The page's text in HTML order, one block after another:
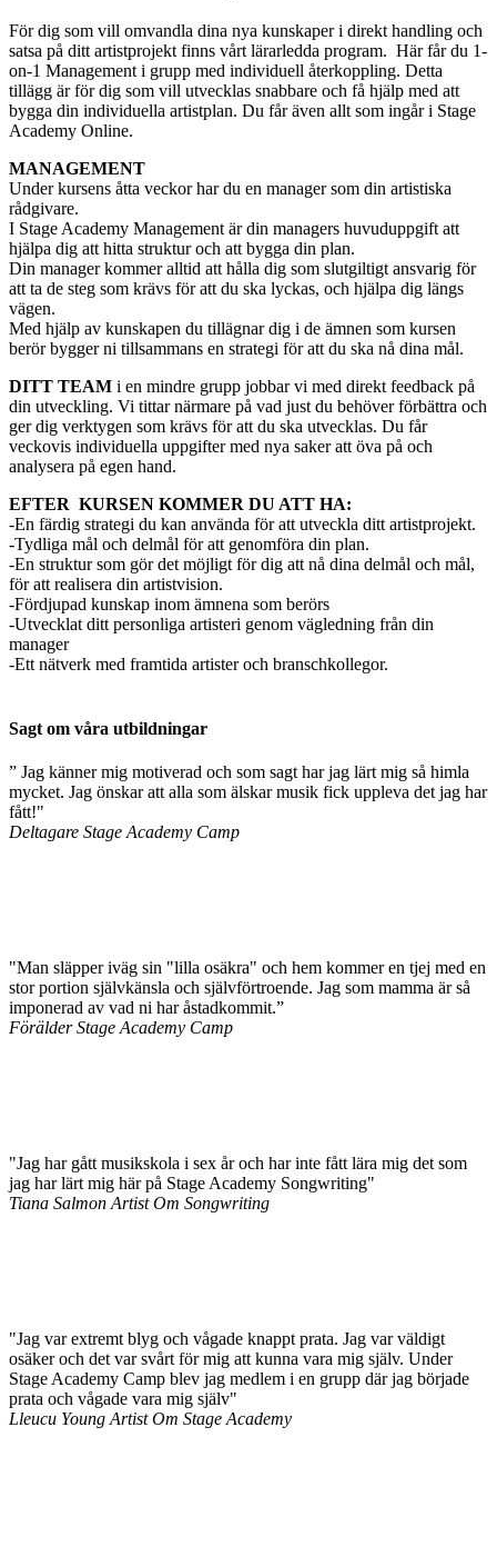
För dig som vill omvandla dina nya kunskaper i direkt handling och
satsa på ditt artistprojekt finns vårt lärarledda program. Här får du 1-
on-1 Management i grupp med individuell återkoppling. Detta
tillägg är för dig som vill utvecklas snabbare och få hjälp med att
bygga din individuella artistplan. Du får även allt som ingår i Stage
Academy Online.
MANAGEMENT
Under kursens åtta veckor har du en manager som din artistiska
rådgivare.
I Stage Academy Management är din managers huvuduppgift att
hjälpa dig att hitta struktur och att bygga din plan.
Din manager kommer alltid att hålla dig som slutgiltigt ansvarig för
att ta de steg som krävs för att du ska lyckas, och hjälpa dig längs
vägen.
Med hjälp av kunskapen du tillägnar dig i de ämnen som kursen
berör bygger ni tillsammans en strategi för att du ska nå dina mål.
DITT TEAM i en mindre grupp jobbar vi med direkt feedback på
din utveckling. Vi tittar närmare på vad just du behöver förbättra och
ger dig verktygen som krävs för att du ska utvecklas. Du får
veckovis individuella uppgifter med nya saker att öva på och
analysera på egen hand.
EFTER KURSEN KOMMER DU ATT HA:
-En färdig strategi du kan använda för att utveckla ditt artistprojekt.
-Tydliga mål och delmål för att genomföra din plan.
-En struktur som gör det möjligt för dig att nå dina delmål och mål,
för att realisera din artistvision.
-Fördjupad kunskap inom ämnena som berörs
-Utvecklat ditt personliga artisteri genom vägledning från din
manager
-Ett nätverk med framtida artister och branschkollegor.
Sagt om våra utbildningar
” Jag känner mig motiverad och som sagt har jag lärt mig så himla
mycket. Jag önskar att alla som älskar musik fick uppleva det jag har
fått!"
Deltagare Stage Academy Camp
"Man släpper iväg sin "lilla osäkra" och hem kommer en tjej med en
stor portion självkänsla och självförtroende. Jag som mamma är så
imponerad av vad ni har åstadkommit.”
FörälderStage Academy Camp
"Jag har gått musikskola i sex år och har inte fått lära mig det som
jag har lärt mig här på Stage Academy Songwriting"
Tiana Salmon ArtistOm Songwriting
"Jag var extremt blyg och vågade knappt prata. Jag var väldigt
osäker och det var svårt för mig att kunna vara mig själv. Under
Stage Academy Camp blev jag medlem i en grupp där jag började
prata och vågade vara mig själv"
Lleucu Young ArtistOm Stage Academy